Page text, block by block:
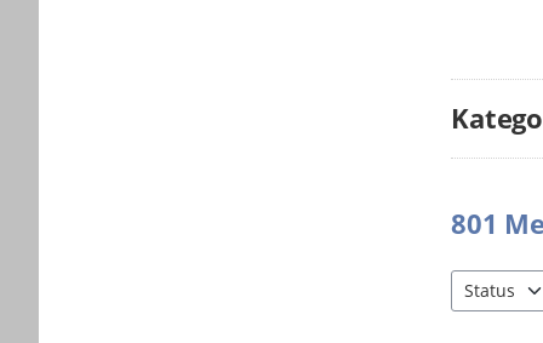
801
Status